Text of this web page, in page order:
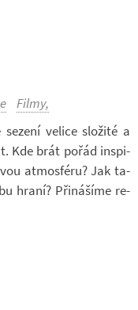
Filmy,
ve­lice slo­žité a
Kde brát pořád in­spi­
at­mo­sféru? Jak ta­
hraní? Při­ná­šíme re­